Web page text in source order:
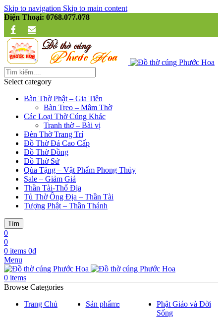
Skip to navigation Skip to main content
Điện Thoại: 0768.077.078
Select category
Bàn Thờ Phật – Gia Tiên
Bàn Treo – Mâm Thờ
Các Loại Thờ Cúng Khác
Tranh thờ – Bài vị
Đèn Thờ Trang Trí
Đồ Thờ Đá Cao Cấp
Đồ Thờ Đồng
Đồ Thờ Sứ
Qùa Tặng – Vật Phẩm Phong Thủy
Sale – Giảm Giá
Thần Tài-Thổ Địa
Tủ Thờ Ông Địa – Thần Tài
Tượng Phật – Thần Thánh
Tìm
0
0
0 items 0₫
Menu
0 items
Browse Categories
Trang Chủ
Sản phẩm
Phật Giáo và Đời
Sống